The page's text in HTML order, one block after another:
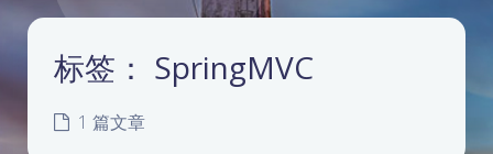
标签： SpringMVC
1 篇文章